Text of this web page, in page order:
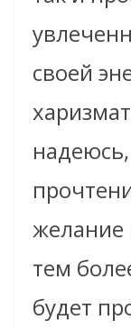
своей
желание
тем
будет